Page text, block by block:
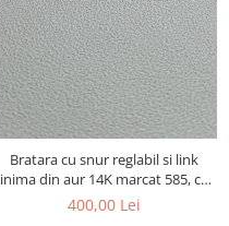
Bratara cu snur reglabil si link
inima din aur 14K marcat 585, ce
contine lapte matern
400,00 Lei